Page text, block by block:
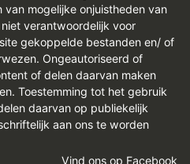
mogelijke onjuistheden van
verantwoordelijk voor
gekoppelde bestanden en/ of
Ongeautoriseerd of
of delen daarvan maken
Toestemming tot het gebruik
daarvan op publiekelijk
aan ons te worden
Vind ons op Facebook